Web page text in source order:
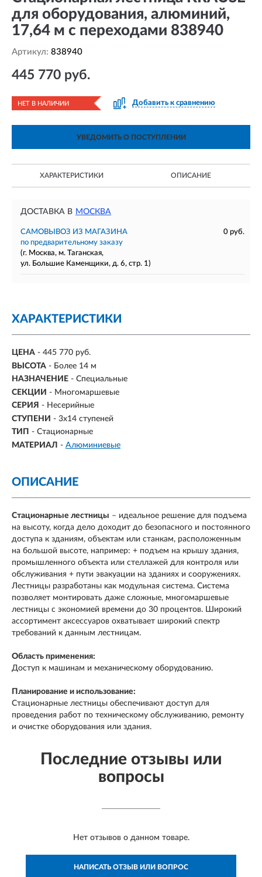
для оборудования, алюминий,
17,64 м с переходами 838940
Артикул: 838940
445 770 руб.
НЕТ В НАЛИЧИИ Добавить к сравнению
УВЕДОМИТЬ О ПОСТУПЛЕНИИ
ХАРАКТЕРИСТИКИ ОПИСАНИЕ
ДОСТАВКА В МОСКВА
САМОВЫВОЗ ИЗ МАГАЗИНА
0 руб.
по предварительному заказу
(г. Москва, м. Таганская,
ул. Большие Каменщики, д. 6, стр. 1)
ХАРАКТЕРИСТИКИ
ЦЕНА - 445 770 руб.
ВЫСОТА - Более 14 м
НАЗНАЧЕНИЕ - Специальные
СЕКЦИИ - Многомаршевые
СЕРИЯ - Несерийные
СТУПЕНИ - 3х14 ступеней
ТИП - Стационарные
МАТЕРИАЛ - Алюминиевые
ОПИСАНИЕ
Стационарные лестницы – идеальное решение для подъема
на высоту, когда дело доходит до безопасного и постоянного
доступа к зданиям, объектам или станкам, расположенным
на большой высоте, например: + подъем на крышу здания,
промышленного объекта или стеллажей для контроля или
обслуживания + пути эвакуации на зданиях и сооружениях.
Лестницы разработаны как модульная система. Система
позволяет монтировать даже сложные, многомаршевые
лестницы с экономией времени до 30 процентов. Широкий
ассортимент аксессуаров охватывает широкий спектр
требований к данным лестницам.
Область применения:
Доступ к машинам и механическому оборудованию.
Планирование и использование:
Стационарные лестницы обеспечивают доступ для
проведения работ по техническому обслуживанию, ремонту
и очистке оборудования или здания.
Последние отзывы или
вопросы
Нет отзывов о данном товаре.
НАПИСАТЬ ОТЗЫВ ИЛИ ВОПРОС